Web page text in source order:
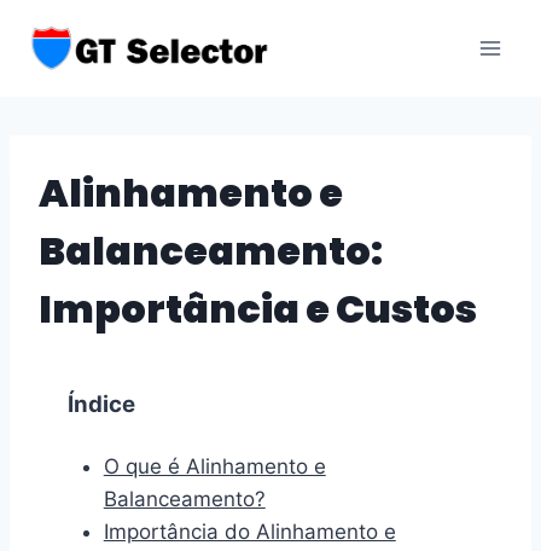
Alinhamento e
Balanceamento:
Importância e Custos
Índice
O que é Alinhamento e
Balanceamento?
Importância do Alinhamento e